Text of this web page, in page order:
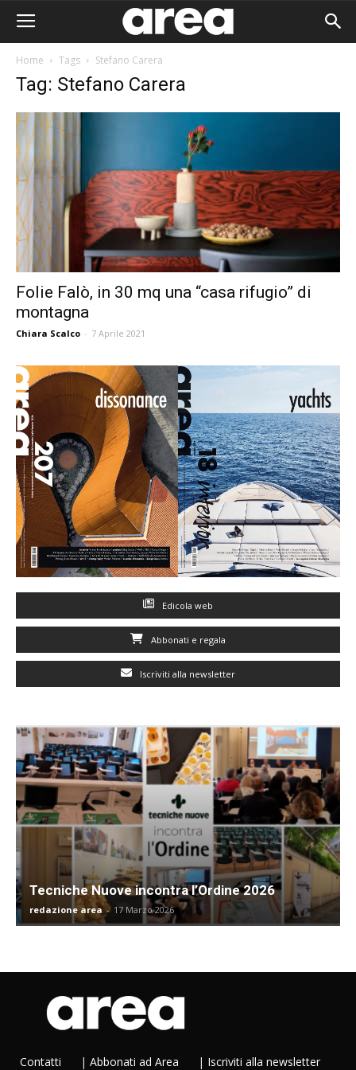
Home Tags Stefano Carera
Tag: Stefano Carera
Folie Falò, in 30 mq una “casa rifugio” di
montagna
Chiara Scalco - 7 Aprile 2021
Edicola web
Abbonati e regala
Iscriviti alla newsletter
Tecniche Nuove incontra l’Ordine 2026
redazione area - 17 Marzo 2026
Contatti | Abbonati ad Area | Iscriviti alla newsletter